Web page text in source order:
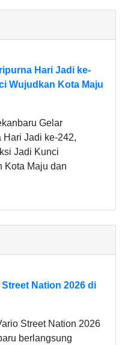
Hari Jadi ke-
Wujudkan Kota Maju
Gelar
Hari Jadi ke-242,
Jadi Kunci
Kota Maju dan
Nation 2026 di
Street Nation 2026
berlangsung